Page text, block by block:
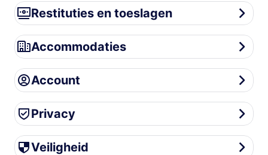
Restituties en toeslagen
Restituties en toeslagen
Accommodaties
Accommodaties
Account
Account
Privacy
Privacy
Veiligheid
Veiligheid